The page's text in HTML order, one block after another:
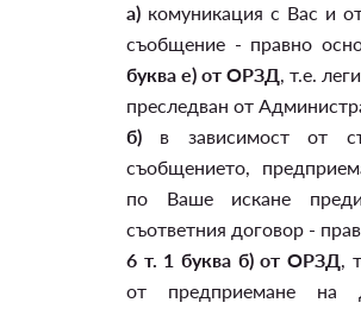
а) комуникация с Вас и
съобщение - правно
буква е) от ОРЗД, т.е.
преследван от
б) в зависимост от
съобщението,
по Ваше искане
съответния договор -
6 т. 1 буква б) от ОРЗД,
от предприемане на